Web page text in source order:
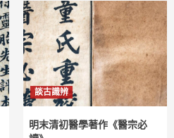
談古識辨
明末清初醫學著作《醫宗必